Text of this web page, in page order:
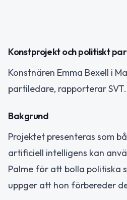
Konstprojekt och politiskt
Konstnären Emma Bexell i
partiledare, rapporterar SVT.
Bakgrund
Projektet presenteras som
artificiell intelligens kan
Palme för att bolla politiska
uppger att hon förbereder